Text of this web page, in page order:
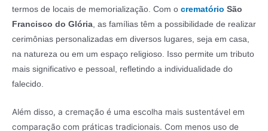
termos de locais de memorialização. Com o crematório São
Francisco do Glória, as famílias têm a possibilidade de realizar
cerimônias personalizadas em diversos lugares, seja em casa,
na natureza ou em um espaço religioso. Isso permite um tributo
mais significativo e pessoal, refletindo a individualidade do
falecido.
Além disso, a cremação é uma escolha mais sustentável em
comparação com práticas tradicionais. Com menos uso de